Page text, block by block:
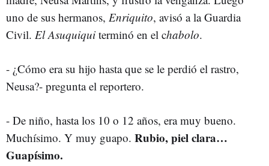
uno de sus hermanos, Enriquito, avisó a la Guardia
Civil. El Asuquiqui terminó en el chabolo.
- ¿Cómo era su hijo hasta que se le perdió el rastro,
Neusa?- pregunta el reportero.
- De niño, hasta los 10 o 12 años, era muy bueno.
Muchísimo. Y muy guapo. Rubio, piel clara…
Guapísimo.